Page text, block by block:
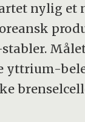
nylig et
yttrium-